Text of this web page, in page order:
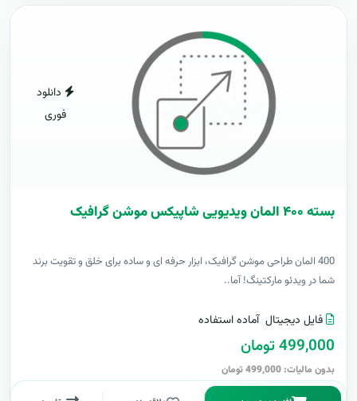
دانلود
فوری
بسته ۴۰۰ المان ویدیویی شاپیکس موشن گرافیک
400 المان طراحی موشن گرافیک، ابزار حرفه ای و ساده برای خلق و تقویت برند
شما در ویدئو مارکتینگ! آما..
فایل دیجیتال آماده استفاده
499,000 تومان
بدون مالیات: 499,000 تومان